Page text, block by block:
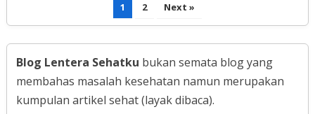
pos
1 2 Next »
Blog Lentera Sehatku bukan semata blog yang
membahas masalah kesehatan namun merupakan
kumpulan artikel sehat (layak dibaca).